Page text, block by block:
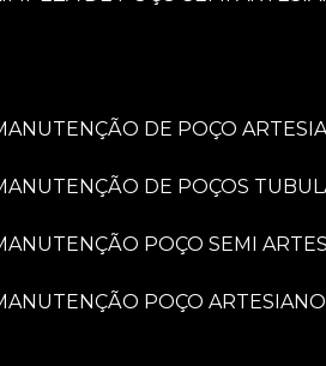
MANUTENÇÃO DE POÇO
MANUTENÇÃO DE POÇOS
MANUTENÇÃO POÇO SEMI
MANUTENÇÃO POÇO ARTESIANO